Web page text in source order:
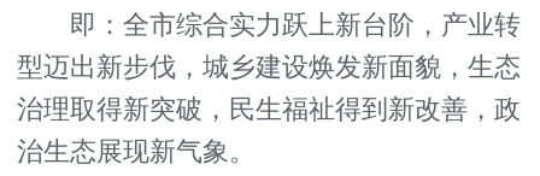
即：全市综合实力跃上新台阶，产业转
型迈出新步伐，城乡建设焕发新面貌，生态
治理取得新突破，民生福祉得到新改善，政
治生态展现新气象。